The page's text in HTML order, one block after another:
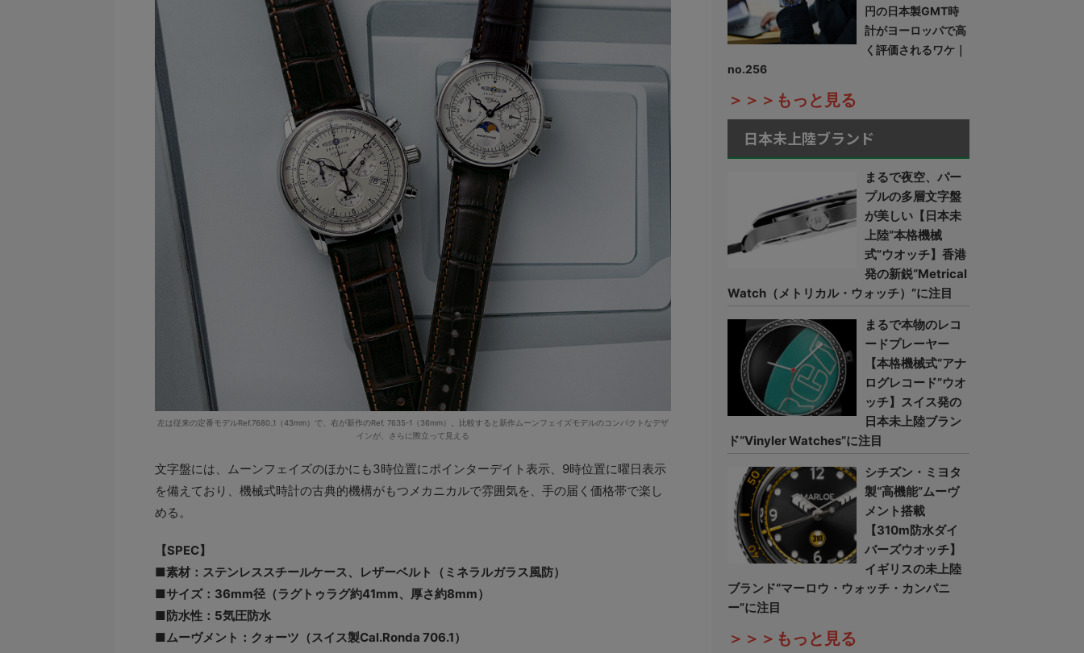
左は従来の定番モデルRef.7680₋1（43mm）で、右が新作のRef. 7635-1（36mm）。比較すると新作ムーンフェイズモデルのコンパクトなデザ
インが、さらに際立って見える
文字盤には、ムーンフェイズのほかにも3時位置にポインターデイト表示、9時位置に曜日表示
を備えており、機械式時計の古典的機構がもつメカニカルで雰囲気を、手の届く価格帯で楽し
める。
【SPEC】
■素材：ステンレススチールケース、レザーベルト（ミネラルガラス風防）
■サイズ：36mm径（ラグトゥラグ約41mm、厚さ約8mm）
■防水性：5気圧防水
■ムーヴメント：クォーツ（スイス製Cal.Ronda 706.1）
円の日本製GMT時
計がヨーロッパで高
く評価されるワケ｜
no.256
＞＞＞もっと見る
日本未上陸ブランド
まるで夜空、パー
プルの多層文字盤
が美しい【日本未
上陸“本格機械
式”ウオッチ】香港
発の新鋭“Metrical
Watch（メトリカル・ウォッチ）”に注目
まるで本物のレコ
ードプレーヤー
【本格機械式“アナ
ログレコード”ウオ
ッチ】スイス発の
日本未上陸ブラン
ド“Vinyler Watches”に注目
シチズン・ミヨタ
製“高機能”ムーヴ
メント搭載
【310m防水ダイ
バーズウオッチ】
イギリスの未上陸
ブランド“マーロウ・ウォッチ・カンパニ
ー”に注目
＞＞＞もっと見る